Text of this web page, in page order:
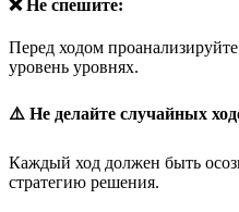
❌ Не спешите:
Перед ходом
уровень уровнях.
⚠️ Не делайте случайных
Каждый ход должен быть
стратегию решения.